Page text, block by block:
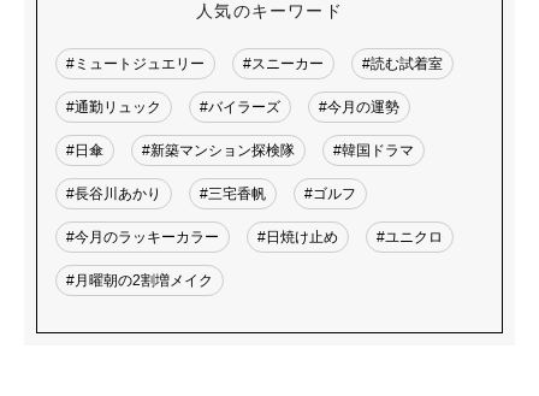
人気のキーワード
#ミュートジュエリー #スニーカー #読む試着室
#通勤リュック #バイラーズ #今月の運勢
#日傘 #新築マンション探検隊 #韓国ドラマ
#長谷川あかり #三宅香帆 #ゴルフ
#今月のラッキーカラー #日焼け止め #ユニクロ
#月曜朝の2割増メイク